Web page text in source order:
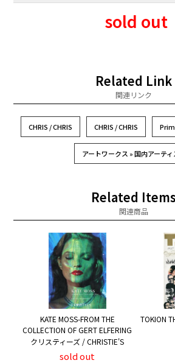
sold out
Related Link
関連リンク
CHRIS / CHRIS CHRIS / CHRIS
アートワークス » 国内アーティ
Related Items
関連商品
KATE MOSS-FROM THE
COLLECTION OF GERT ELFERING
クリスティーズ / CHRISTIE'S
sold out
TOKION